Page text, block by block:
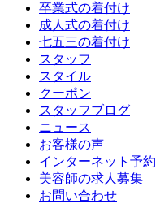
卒業式の着付け
成人式の着付け
七五三の着付け
スタッフ
スタイル
クーポン
スタッフブログ
ニュース
お客様の声
インターネット予約
美容師の求人募集
お問い合わせ